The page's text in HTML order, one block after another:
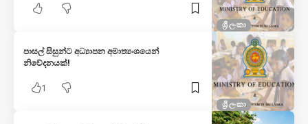
ශ්‍රී ලංකා
ශ්‍රී ලංකා
පාසල් සිසුන්ට අධ්‍යාපන අමාත්‍යංශයෙන්
නිවේදනයක්!
1